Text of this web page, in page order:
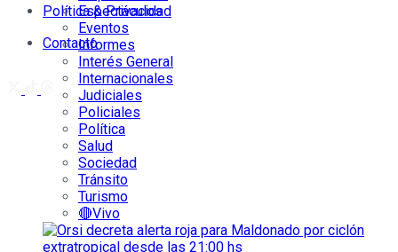
Política & Privacidad
Contacto
Espectáculos
Eventos
Informes
Interés General
Internacionales
Judiciales
Policiales
Política
Salud
Sociedad
Tránsito
Turismo
🔴Vivo